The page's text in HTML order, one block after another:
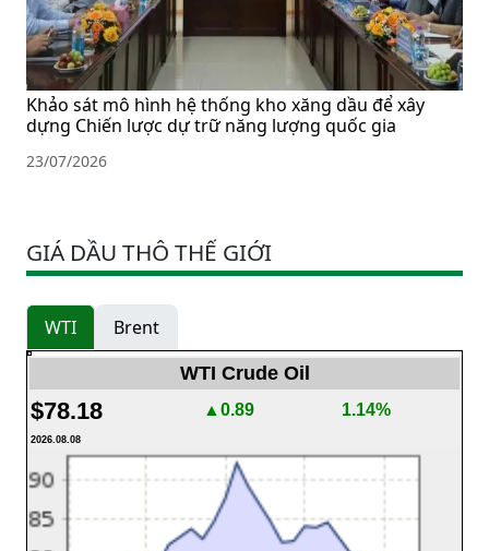
Khảo sát mô hình hệ thống kho xăng dầu để xây
dựng Chiến lược dự trữ năng lượng quốc gia
23/07/2026
GIÁ DẦU THÔ THẾ GIỚI
WTI Brent
WTI Crude Oil
$78.18 ▲0.89 1.14%
2026.08.08